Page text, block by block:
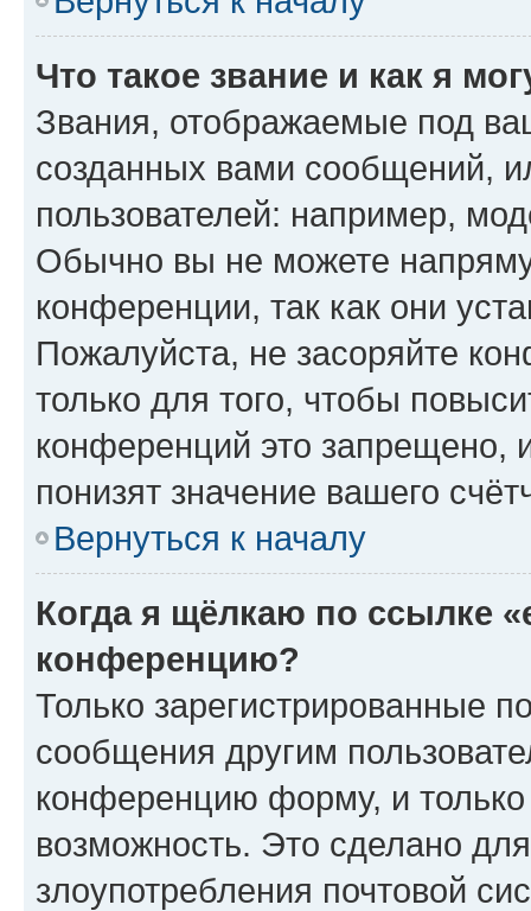
Что такое звание и как я
Звания, отображаемые под
созданных вами сообщений,
пользователей: например,
Обычно вы не можете
конференции, так как они
Пожалуйста, не засоряйте
только для того, чтобы
конференций это запрещено,
понизят значение вашего
Вернуться к началу
Когда я щёлкаю по ссылке
конференцию?
Только зарегистрированные
сообщения другим
конференцию форму, и
возможность. Это сделано
злоупотребления почтовой